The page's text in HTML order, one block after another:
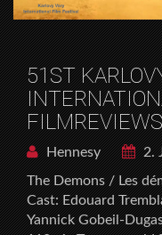
51ST
FILMREVIEWS
Hennesy
2.
The Demons / Les
Cast: Edouard
Yannick Gobeil-